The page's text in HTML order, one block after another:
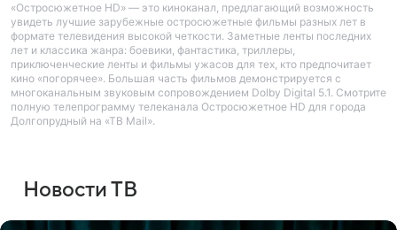
«Остросюжетное HD» — это киноканал, предлагающий возможность
увидеть лучшие зарубежные остросюжетные фильмы разных лет в
формате телевидения высокой четкости. Заметные ленты последних
лет и классика жанра: боевики, фантастика, триллеры,
приключенческие ленты и фильмы ужасов для тех, кто предпочитает
кино «погорячее». Большая часть фильмов демонстрируется с
многоканальным звуковым сопровождением Dolby Digital 5.1. Смотрите
полную телепрограмму телеканала Остросюжетное HD для города
Долгопрудный на «ТВ Mail».
Новости ТВ